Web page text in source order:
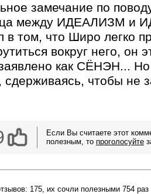
замечание по
между ИДЕАЛИЗМ и
в том, что Широ легко
вокруг него,
как СЁНЭН...
сдерживаясь, чтобы не
Если Вы считаете этот
полезным, то проголосуйте
175, их сочли полезными 754 раз